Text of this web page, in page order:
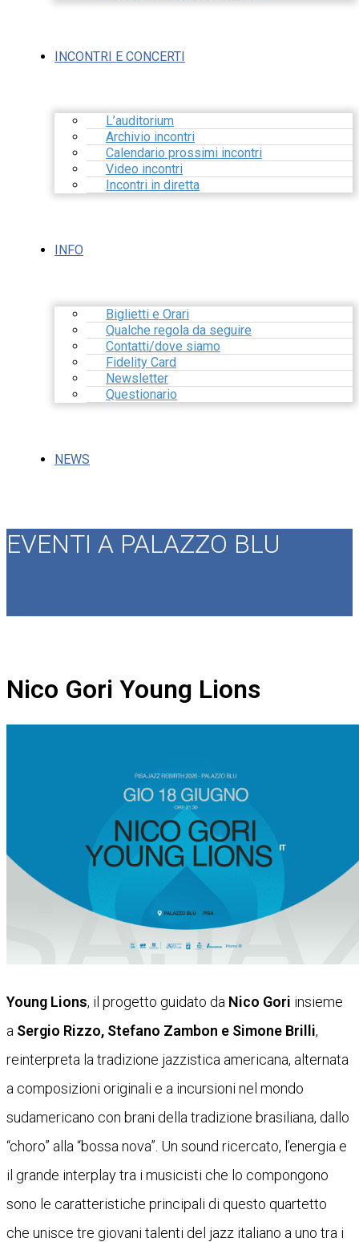
INCONTRI E CONCERTI
L’auditorium
Archivio incontri
Calendario prossimi incontri
Video incontri
Incontri in diretta
INFO
Biglietti e Orari
Qualche regola da seguire
Contatti/dove siamo
Fidelity Card
Newsletter
Questionario
NEWS
EVENTI A PALAZZO BLU
Nico Gori Young Lions
Young Lions, il progetto guidato da Nico Gori insieme
a Sergio Rizzo, Stefano Zambon e Simone Brilli,
reinterpreta la tradizione jazzistica americana, alternata
a composizioni originali e a incursioni nel mondo
sudamericano con brani della tradizione brasiliana, dallo
“choro” alla “bossa nova”. Un sound ricercato, l’energia e
il grande interplay tra i musicisti che lo compongono
sono le caratteristiche principali di questo quartetto
che unisce tre giovani talenti del jazz italiano a uno tra i